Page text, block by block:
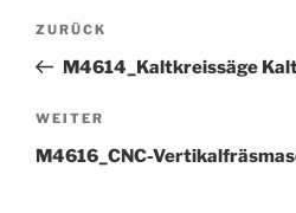
Beitrags-
Vorheriger
Beitrag
ZURÜCK
M4614_Kaltkreissäge
Nächster
Beitrag
WEITER
M4616_CNC-